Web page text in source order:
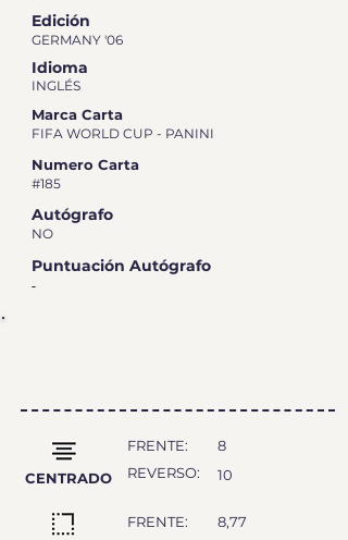
Edición
GERMANY '06
Idioma
INGLÉS
Marca Carta
FIFA WORLD CUP - PANINI
Numero Carta
#185
Autógrafo
NO
Puntuación Autógrafo
-
CENTRADO
FRENTE:
8
REVERSO:
10
FRENTE:
8,77